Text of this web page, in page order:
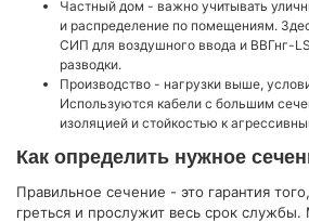
Частный дом - важно учитывать
и распределение по помещениям.
СИП для воздушного ввода и ВВГнг-
разводки.
Производство - нагрузки выше,
Используются кабели с большим
изоляцией и стойкостью к
Как определить нужное
Правильное сечение - это гарантия
греться и прослужит весь срок